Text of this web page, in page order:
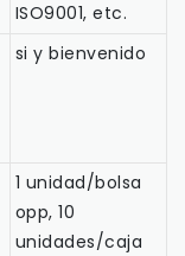
ISO9001, etc.
si y bienvenido
1 unidad/bolsa
opp, 10
unidades/caja